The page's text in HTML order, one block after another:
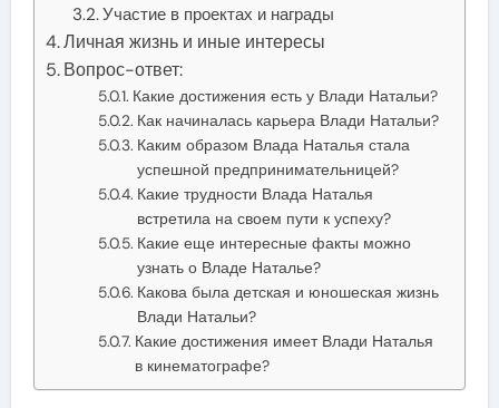
Участие в проектах и награды
Личная жизнь и иные интересы
Вопрос-ответ:
Какие достижения есть у Влади Натальи?
Как начиналась карьера Влади Натальи?
Каким образом Влада Наталья стала
успешной предпринимательницей?
Какие трудности Влада Наталья
встретила на своем пути к успеху?
Какие еще интересные факты можно
узнать о Владе Наталье?
Какова была детская и юношеская жизнь
Влади Натальи?
Какие достижения имеет Влади Наталья
в кинематографе?